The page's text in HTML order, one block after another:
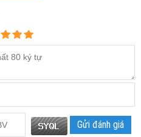
Gửi đánh giá